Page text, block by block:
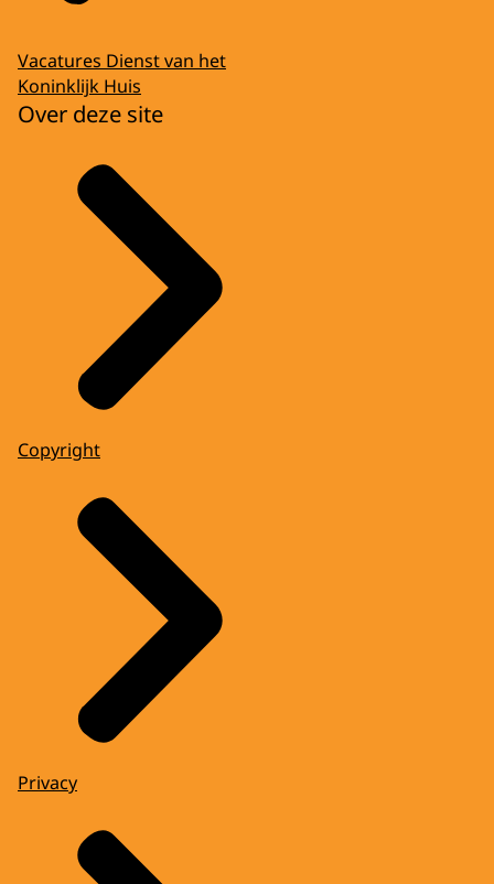
Vacatures Dienst van het
Koninklijk Huis
Over deze site
Copyright
Privacy